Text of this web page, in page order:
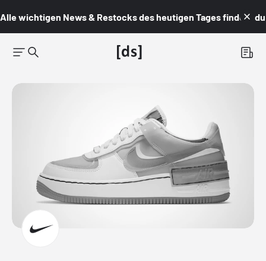
Alle wichtigen News & Restocks des heutigen Tages findest du